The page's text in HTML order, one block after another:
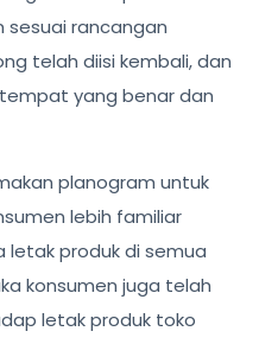
sesuai rancangan
telah diisi kembali, dan
yang benar dan
planogram untuk
lebih familiar
letak produk di semua
konsumen juga telah
letak produk toko